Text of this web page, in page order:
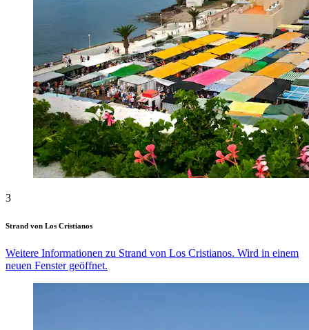
3
Strand von Los Cristianos
Weitere Informationen zu Strand von Los Cristianos. Wird in einem
neuen Fenster geöffnet.